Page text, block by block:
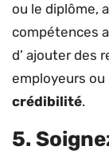
ou le diplôme,
compétences
d’ ajouter des
employeurs
crédibilité.
5.